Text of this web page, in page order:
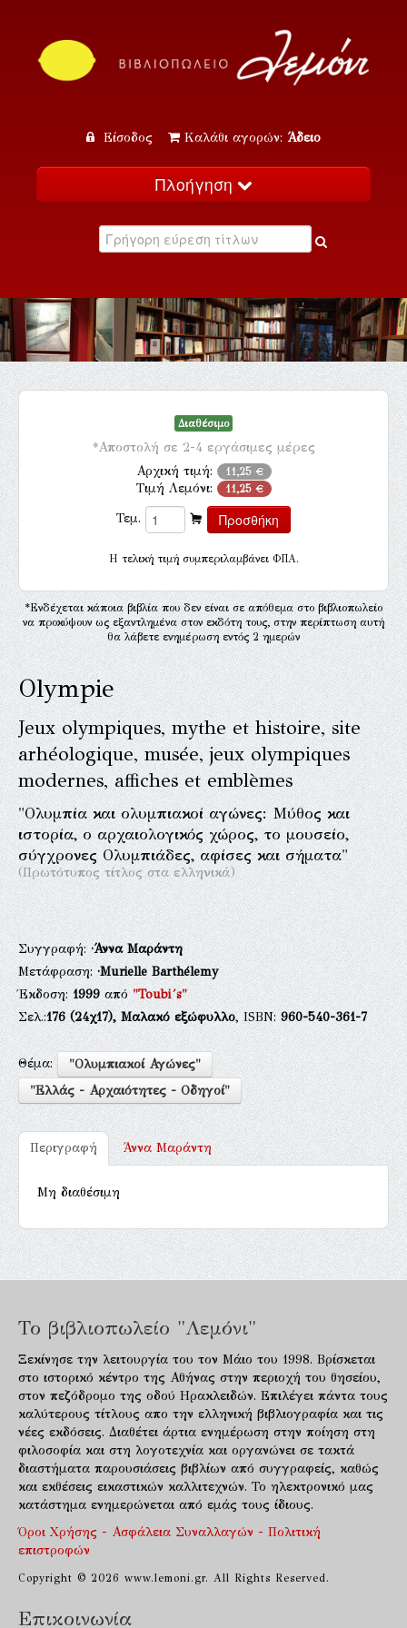
Είσοδος Καλάθι αγορών: Άδειο
Πλοήγηση
Κατάλογος
Εκδηλώσεις
Επικοινωνία
Διαθέσιμο
*Αποστολή σε 2-4 εργάσιμες μέρες
Αρχική τιμή: 11,25 €
Τιμή Λεμόνι: 11,25 €
Τεμ.
H τελική τιμή συμπεριλαμβάνει ΦΠΑ.
*Ενδέχεται κάποια βιβλία που δεν είναι σε απόθεμα στο βιβλιοπωλείο
να προκύψουν ως εξαντλημένα στον εκδότη τους, στην περίπτωση αυτή
θα λάβετε ενημέρωση εντός 2 ημερών
Olympie
Jeux olympiques, mythe et histoire, site
arhéologique, musée, jeux olympiques
modernes, affiches et emblèmes
"Ολυμπία και ολυμπιακοί αγώνες: Μύθος και
ιστορία, ο αρχαιολογικός χώρος, το μουσείο,
σύγχρονες Ολυμπιάδες, αφίσες και σήματα"
(Πρωτότυπος τίτλος στα ελληνικά)
Συγγραφή:·Άννα Μαράντη
Μετάφραση:·Murielle Barthélemy
Έκδοση:1999από"Toubi´s"
Σελ.:176(24χ17), Μαλακό εξώφυλλο, ISBN:960-540-361-7
Θέμα:
"Ολυμπιακοί Αγώνες"
"Ελλάς - Αρχαιότητες - Οδηγοί"
Περιγραφή Άννα Μαράντη
Μη διαθέσιμη
Το βιβλιοπωλείο "Λεμόνι"
Ξεκίνησε την λειτουργία του τον Μάιο του 1998. Βρίσκεται
στο ιστορικό κέντρο της Αθήνας στην περιοχή του θησείου,
στον πεζόδρομο της οδού Ηρακλειδών. Επιλέγει πάντα τους
καλύτερους τίτλους απο την ελληνική βιβλιογραφία και τις
νέες εκδόσεις. Διαθέτει άρτια ενημέρωση στην ποίηση στη
φιλοσοφία και στη λογοτεχνία και οργανώνει σε τακτά
διαστήματα παρουσιάσεις βιβλίων από συγγραφείς, καθώς
και εκθέσεις εικαστικών καλλιτεχνών. Το ηλεκτρονικό μας
κατάστημα ενημερώνεται από εμάς τους ίδιους.
Όροι Χρήσης - Ασφάλεια Συναλλαγών - Πολιτική
επιστροφών
Copyright © 2026 www.lemoni.gr. All Rights Reserved.
Επικοινωνία